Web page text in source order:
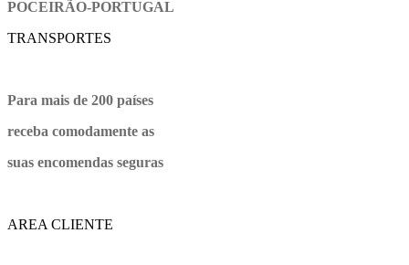
POCEIRÃO-PORTUGAL
TRANSPORTES
Para mais de 200 países
receba comodamente as
suas encomendas seguras
AREA CLIENTE